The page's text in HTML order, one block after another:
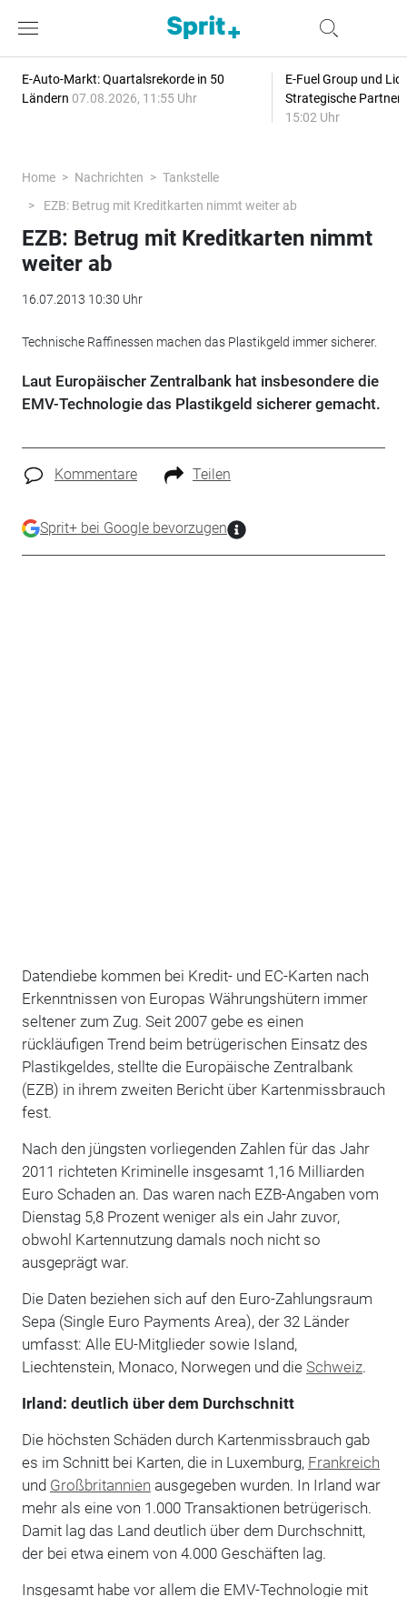
E-Auto-Markt: Quartalsrekorde in 50
Ländern 07.08.2026, 11:55 Uhr
E-Fuel Group und
Strategische
15:02 Uhr
Home Nachrichten
Tankstelle
EZB: Betrug mit Kreditkarten nimmt weiter ab
EZB: Betrug mit Kreditkarten nimmt
weiter ab
16.07.2013 10:30 Uhr
Technische Raffinessen machen das Plastikgeld immer sicherer.
Laut Europäischer Zentralbank hat insbesondere die
EMV-Technologie das Plastikgeld sicherer gemacht.
Kommentare Teilen
Sprit+ bei Google bevorzugen
Datendiebe kommen bei Kredit- und EC-Karten nach
Erkenntnissen von Europas Währungshütern immer
seltener zum Zug. Seit 2007 gebe es einen
rückläufigen Trend beim betrügerischen Einsatz des
Plastikgeldes, stellte die Europäische Zentralbank
(EZB) in ihrem zweiten Bericht über Kartenmissbrauch
fest.
Nach den jüngsten vorliegenden Zahlen für das Jahr
2011 richteten Kriminelle insgesamt 1,16 Milliarden
Euro Schaden an. Das waren nach EZB-Angaben vom
Dienstag 5,8 Prozent weniger als ein Jahr zuvor,
obwohl Kartennutzung damals noch nicht so
ausgeprägt war.
Die Daten beziehen sich auf den Euro-Zahlungsraum
Sepa (Single Euro Payments Area), der 32 Länder
umfasst: Alle EU-Mitglieder sowie Island,
Liechtenstein, Monaco, Norwegen und die Schweiz.
Irland: deutlich über dem Durchschnitt
Die höchsten Schäden durch Kartenmissbrauch gab
es im Schnitt bei Karten, die in Luxemburg, Frankreich
und Großbritannien ausgegeben wurden. In Irland war
mehr als eine von 1.000 Transaktionen betrügerisch.
Damit lag das Land deutlich über dem Durchschnitt,
der bei etwa einem von 4.000 Geschäften lag.
Insgesamt habe vor allem die EMV-Technologie mit